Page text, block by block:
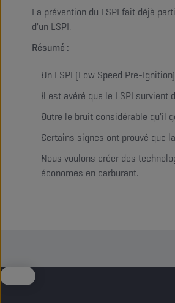
La prévention du LSPI fait déjà
d'un LSPI.
Résumé :
Un LSPI (Low Speed Pre-
Il est avéré que le LSPI
Outre le bruit considérable qu'il
Certains signes ont prouvé que
Nous voulons créer des
économes en carburant.